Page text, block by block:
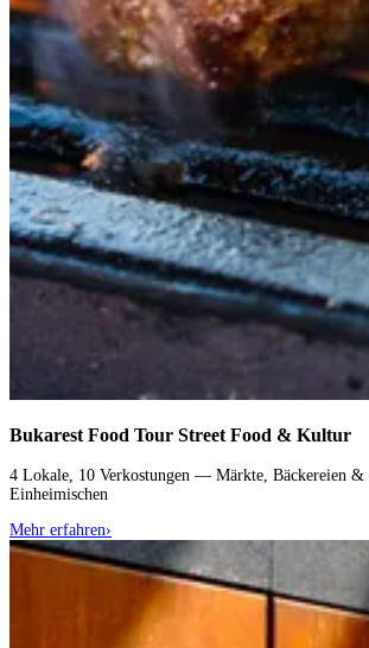
Bukarest Food Tour Street Food & Kultur
4 Lokale, 10 Verkostungen — Märkte, Bäckereien &
Einheimischen
Mehr erfahren›